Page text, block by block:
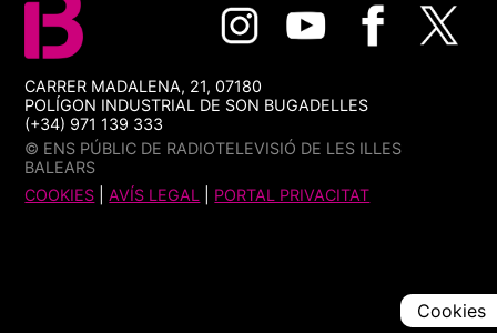
CARRER MADALENA, 21, 07180
POLÍGON INDUSTRIAL DE SON BUGADELLES
(+34) 971 139 333
© ENS PÚBLIC DE RADIOTELEVISIÓ DE LES ILLES
BALEARS
COOKIES |AVÍS LEGAL PORTAL PRIVACITAT
Cookies